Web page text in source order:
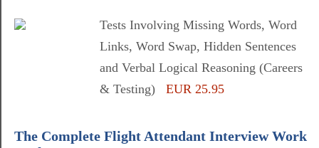
Tests Involving Missing Words, Word
Links, Word Swap, Hidden Sentences
and Verbal Logical Reasoning (Careers
& Testing) EUR 25.95
The Complete Flight Attendant Interview Work